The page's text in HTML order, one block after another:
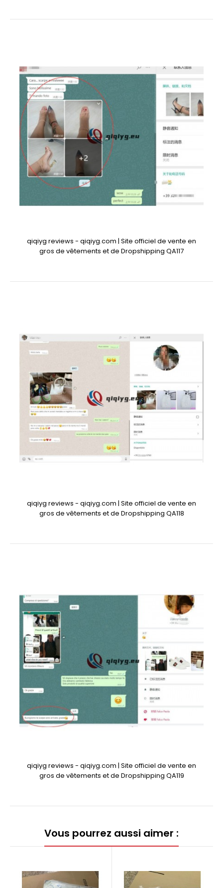
qiqiyg reviews - qiqiyg.com | Site officiel de vente en
gros de vêtements et de Dropshipping QA117
qiqiyg reviews - qiqiyg.com | Site officiel de vente en
gros de vêtements et de Dropshipping QA118
qiqiyg reviews - qiqiyg.com | Site officiel de vente en
gros de vêtements et de Dropshipping QA119
Vous pourrez aussi aimer :